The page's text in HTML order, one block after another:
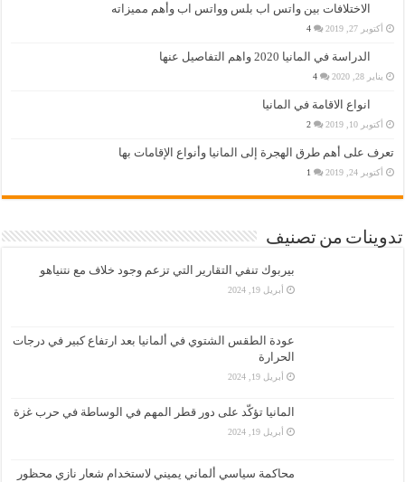
الاختلافات بين واتس اب بلس وواتس اب وأهم مميزاته
أكتوبر 27, 2019 4
الدراسة في المانيا 2020 واهم التفاصيل عنها
يناير 28, 2020 4
انواع الاقامة في المانيا
أكتوبر 10, 2019 2
تعرف على أهم طرق الهجرة إلى المانيا وأنواع الإقامات بها
أكتوبر 24, 2019 1
تدوينات من تصنيف
بيربوك تنفي التقارير التي تزعم وجود خلاف مع نتنياهو
أبريل 19, 2024
عودة الطقس الشتوي في ألمانيا بعد ارتفاع كبير في درجات
الحرارة
أبريل 19, 2024
المانيا تؤكّد على دور قطر المهم في الوساطة في حرب غزة
أبريل 19, 2024
محاكمة سياسي ألماني يميني لاستخدام شعار نازي محظور